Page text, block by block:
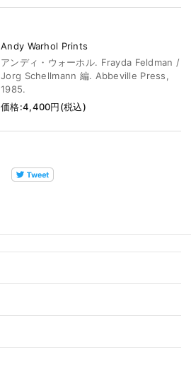
Andy Warhol Prints
アンディ・ウォーホル. Frayda Feldman /
Jorg Schellmann 編. Abbeville Press,
1985.
価格:4,400円(税込)